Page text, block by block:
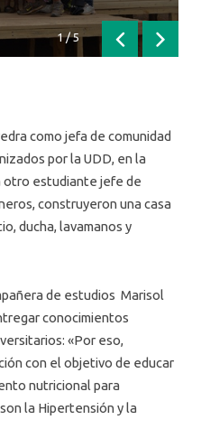
1/5
Anterior
como jefa de comunidad
por la UDD, en la
otro estudiante jefe de
construyeron una casa
ducha, lavamanos y
de estudios Marisol
conocimientos
«Por eso,
con el objetivo de educar
nutricional para
la Hipertensión y la